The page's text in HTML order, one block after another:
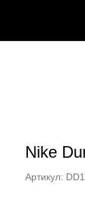
Nike
Артикул: